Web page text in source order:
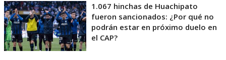
1.067 hinchas de Huachipato
fueron sancionados: ¿Por qué no
podrán estar en próximo duelo en
el CAP?